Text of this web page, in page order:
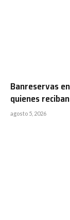
Banreservas
quienes
agosto 5, 2026